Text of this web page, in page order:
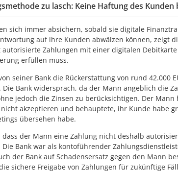
zu lasch: Keine Haftung des
sich immer absichern, sobald sie digitale
auf ihre Kunden abwälzen können, zeigt
Zahlungen mit einer digitalen
erfüllen muss.
seiner Bank die Rückerstattung von rund 42.000
Bank widersprach, da der Mann angeblich die
jedoch die Zinsen zu berücksichtigen. Der
akzeptieren und behauptete, ihr Kunde habe
übersehen habe.
dass der Mann eine Zahlung nicht deshalb
Bank war als kontoführender
der Bank auf Schadensersatz gegen den Mann
sichere Freigabe von Zahlungen für zukünftige